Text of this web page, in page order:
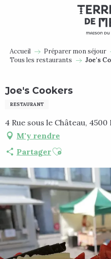
Accueil Préparer mon séjour
Tous les restaurants
Joe's
Joe's Cookers
RESTAURANT
4 Rue sous le Château, 4500
M'y rendre
PartagerAjouter aux